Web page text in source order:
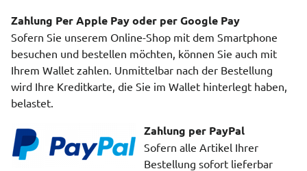
Zahlung Per Apple Pay oder per Google Pay
Sofern Sie unserem Online-Shop mit dem Smartphone
besuchen und bestellen möchten, können Sie auch mit
Ihrem Wallet zahlen. Unmittelbar nach der Bestellung
wird Ihre Kreditkarte, die Sie im Wallet hinterlegt haben,
belastet.
Zahlung per PayPal
Sofern alle Artikel Ihrer
Bestellung sofort lieferbar